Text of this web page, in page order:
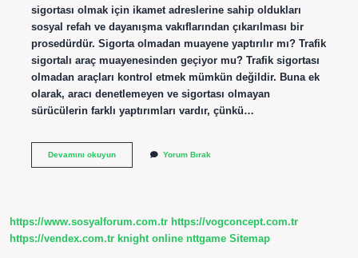
sigortası olmak için ikamet adreslerine sahip oldukları
sosyal refah ve dayanışma vakıflarından çıkarılması bir
prosedürdür. Sigorta olmadan muayene yaptırılır mı? Trafik
sigortalı araç muayenesinden geçiyor mu? Trafik sigortası
olmadan araçları kontrol etmek mümkün değildir. Buna ek
olarak, aracı denetlemeyen ve sigortası olmayan
sürücülerin farklı yaptırımları vardır, çünkü…
Devamını okuyunSağlık
Yorum Bırak
https://www.sosyalforum.com.tr https://vogconcept.com.tr
https://vendex.com.tr knight online nttgame Sitemap